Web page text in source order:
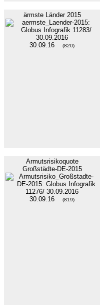
ärmste Länder 2015
30.09.16 (820)
Armutsrisikoquote
Großstädte-DE-2015
30.09.16 (819)